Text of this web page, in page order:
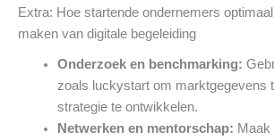
Extra: Hoe startende ondernemers
maken van digitale begeleiding
Onderzoek en benchmarking:
zoals luckystart om marktgegevens
strategie te ontwikkelen.
Netwerken en mentorschap: Maak